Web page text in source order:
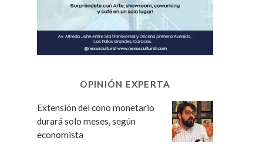
OPINIÓN EXPERTA
Extensión del cono monetario
durará solo meses, según
economista